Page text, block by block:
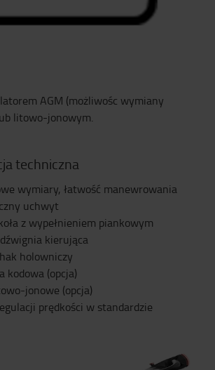
AGM (możliwośc wymiany
litowo-jonowym.
techniczna
wymiary, łatwość manewrowania
uchwyt
z wypełnieniem piankowym
kierująca
holowniczy
kodowa (opcja)
jonowe (opcja)
prędkości w standardzie